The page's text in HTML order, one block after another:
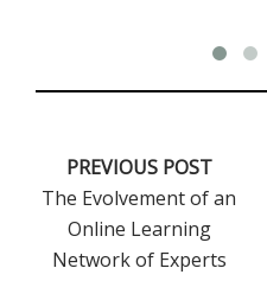
PREVIOUS POST
The Evolvement of an
Online Learning
Network of Experts